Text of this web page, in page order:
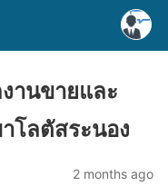
านขายและ
โลตัสระนอง
2 months ago